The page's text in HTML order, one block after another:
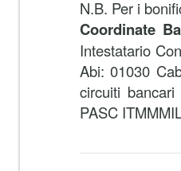
N.B. Per i
Coordinate
Intestatario
Abi: 01030
circuiti
PASC